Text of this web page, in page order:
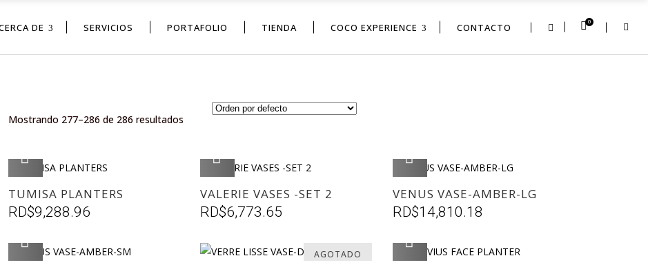
DE SERVICIOS PORTAFOLIO TIENDA COCO EXPERIENCE CONTACTO 0
Mostrando 277–286 de 286 resultados
TUMISA PLANTERS
RD$9,288.96
VALERIE VASES -SET 2
RD$6,773.65
VENUS VASE-AMBER-LG
RD$14,810.18
AGOTADO